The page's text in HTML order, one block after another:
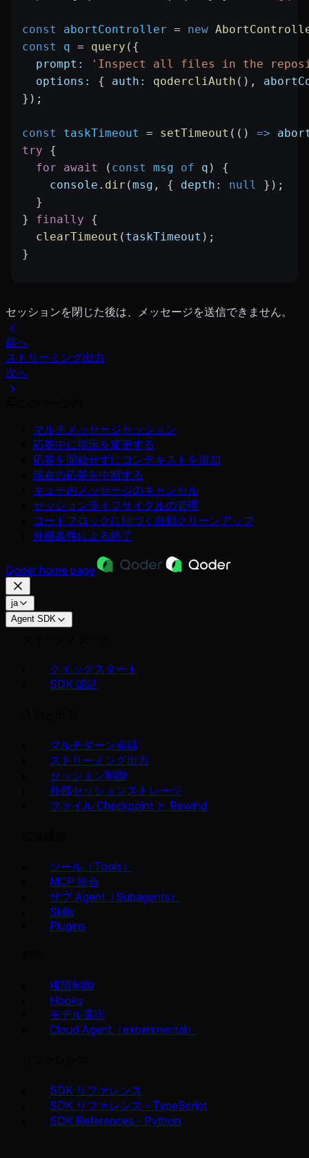
const abortController = new
const
q = query ({
  prompt:
'Inspect all files in the
  options:
{ auth: qodercliAuth (),
});
const taskTimeout = setTimeout (() =>
try {
  for
await ( const msg of q ) {
    console
. dir (msg , { depth: null
});
  }
} finally {
  clearTimeout
( taskTimeout );
}
セッションを閉じた後は、メッセージを送信できません。
前へ
ストリーミング出力
次へ
マルチメッセージセッション
応答中に指示を変更する
応答を開始せずにコンテキストを追加
現在の応答を中断する
キュー内メッセージのキャンセル
セッションライフサイクルの管理
コードブロックに紐づく自動クリーンアップ
外部条件による終了
Qoder home page
ja
Agent SDK
クイックスタート
SDK 認証
マルチターン会話
ストリーミング出力
セッション制御
外部セッションストレージ
ファイル Checkpoint と Rewind
ツール（Tools）
MCP 統合
サブ Agent（Subagents）
Skills
Plugins
権限制御
Hooks
モデル選択
Cloud Agent（experimental）
SDK リファレンス
SDK リファレンス - TypeScript
SDK References - Python